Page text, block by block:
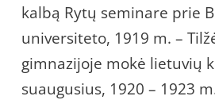
kalbą Rytų seminare prie
universiteto, 1919 m. –
gimnazijoje mokė lietuvių
suaugusius, 1920 – 1923